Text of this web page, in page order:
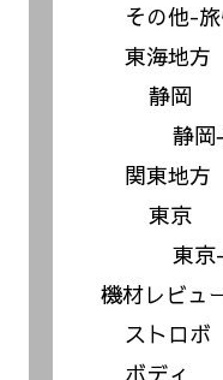
その他-
東海地方
静岡
静岡
関東地方
東京
東京
機材レビュ
ストロボ
ボディ